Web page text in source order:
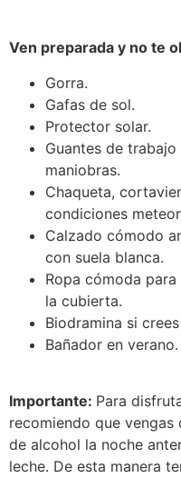
Ven preparada y no te
Gorra.
Gafas de sol.
Protector solar.
Guantes de
maniobras.
Chaqueta,
condiciones
Calzado cómodo
con suela blanca.
Ropa cómoda
la cubierta.
Biodramina si
Bañador en verano.
Importante: Para
recomiendo que vengas
de alcohol la noche
leche. De esta manera